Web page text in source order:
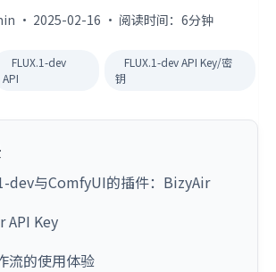
· 2025-02-16 · 阅读时间：6分钟
FLUX.1-dev
API
FLUX.1-dev API Key/密
钥
dev与ComfyUI的插件：BizyAir
API Key
流的使用体验